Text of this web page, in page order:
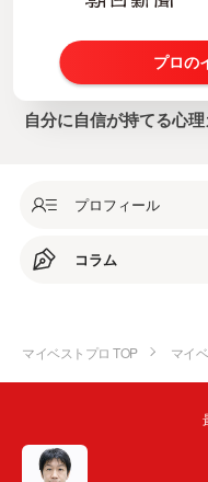
プロの
自分に自信が持てる心
プロフィール
コラム
マイベストプロ TOP マイ